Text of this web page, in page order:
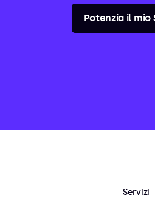
Potenzia il mio
Servizi